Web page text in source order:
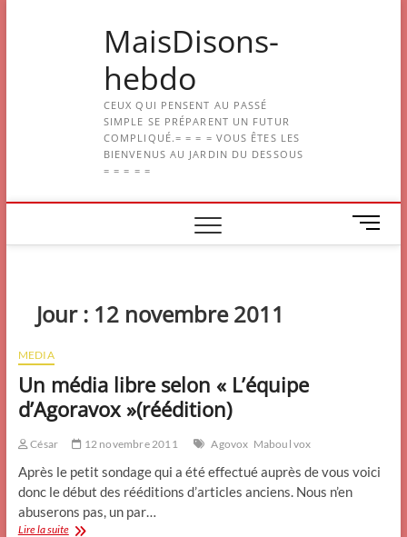
MaisDisons-
hebdo
CEUX QUI PENSENT AU PASSÉ
SIMPLE SE PRÉPARENT UN FUTUR
COMPLIQUÉ.= = = = VOUS ÊTES LES
BIENVENUS AU JARDIN DU DESSOUS
= = = = =
M
e
Jour : 12 novembre 2011
MEDIA
Un média libre selon « L’équipe
d’Agoravox »(réédition)
César 12 novembre 2011 Agovox Maboul vox
Après le petit sondage qui a été effectué auprès de vous voici
donc le début des rééditions d’articles anciens. Nous n’en
abuserons pas, un par…
Lire la suiteUn